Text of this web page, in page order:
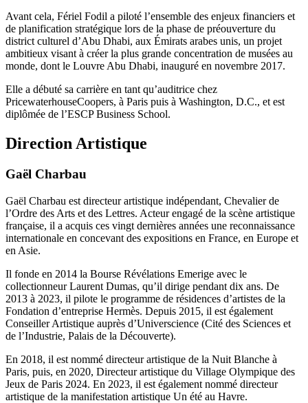
Avant cela, Fériel Fodil a piloté l’ensemble des enjeux financiers et
de planification stratégique lors de la phase de préouverture du
district culturel d’Abu Dhabi, aux Émirats arabes unis, un projet
ambitieux visant à créer la plus grande concentration de musées au
monde, dont le Louvre Abu Dhabi, inauguré en novembre 2017.
Elle a débuté sa carrière en tant qu’auditrice chez
PricewaterhouseCoopers, à Paris puis à Washington, D.C., et est
diplômée de l’ESCP Business School.
Direction Artistique
Gaël Charbau
Gaël Charbau est directeur artistique indépendant, Chevalier de
l’Ordre des Arts et des Lettres. Acteur engagé de la scène artistique
française, il a acquis ces vingt dernières années une reconnaissance
internationale en concevant des expositions en France, en Europe et
en Asie.
Il fonde en 2014 la Bourse Révélations Emerige avec le
collectionneur Laurent Dumas, qu’il dirige pendant dix ans. De
2013 à 2023, il pilote le programme de résidences d’artistes de la
Fondation d’entreprise Hermès. Depuis 2015, il est également
Conseiller Artistique auprès d’Universcience (Cité des Sciences et
de l’Industrie, Palais de la Découverte).
En 2018, il est nommé directeur artistique de la Nuit Blanche à
Paris, puis, en 2020, Directeur artistique du Village Olympique des
Jeux de Paris 2024. En 2023, il est également nommé directeur
artistique de la manifestation artistique Un été au Havre.